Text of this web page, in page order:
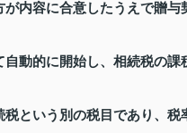
内容に合意したうえで贈
動的に開始し、相続税の
という別の税目であり、